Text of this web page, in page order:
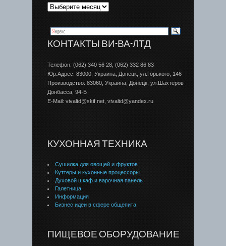
КОНТАКТЫ ВИ-ВА-ЛТД
Телефон: (062) 340 56 28, (062) 332 86 83
Юр.Адрес: 83000, Украина, Донецк, ул.Горького, 146
Производство: 83060, Украина, Донецк, ул.Шахтеров
Донбаcса, 94-Б
E-Mail: vivaltd@skif.net, vivaltd@yandex.ru
КУХОННАЯ ТЕХНИКА
Сушилка для овощей и фруктов
Куттеры и кухонные процессоры
Духовой шкаф и варочная панель
Галетница
Информация
Бизнес идеи в сфере общепита
ПИЩЕВОЕ ОБОРУДОВАНИЕ